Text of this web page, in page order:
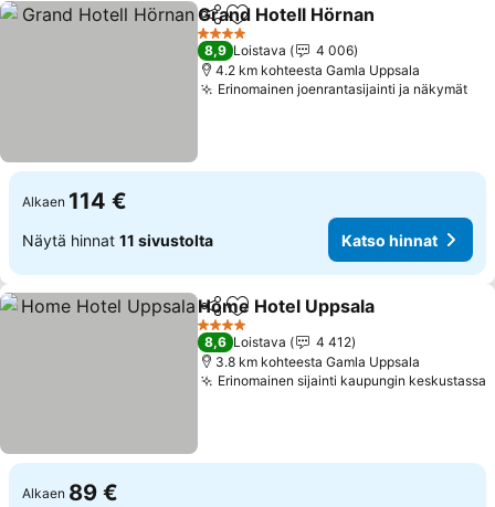
Jaa Lisää suosikkeihin
Grand Hotell Hörnan
4 Tähtiluokitus
8,9 Loistava
4 006
4.2 km kohteesta Gamla Uppsala
Erinomainen joenrantasijainti ja näkymät
Alkaen 114 €
Näytä hinnat 11 sivustolta Katso hinnat
Jaa Lisää suosikkeihin
Home Hotel Uppsala
4 Tähtiluokitus
8,6 Loistava
4 412
3.8 km kohteesta Gamla Uppsala
Erinomainen sijainti kaupungin keskustassa
Alkaen 89 €